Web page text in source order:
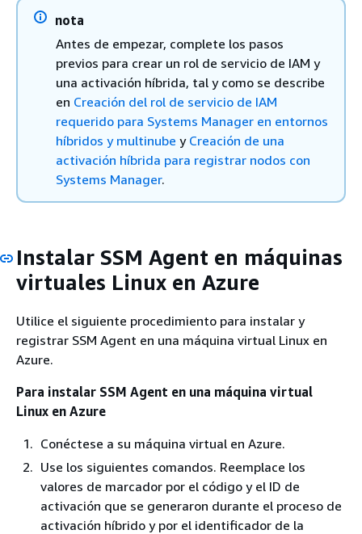
nota
Antes de empezar, complete los pasos
previos para crear un rol de servicio de IAM y
una activación híbrida, tal y como se describe
en Creación del rol de servicio de IAM
requerido para Systems Manager en entornos
híbridos y multinube y Creación de una
activación híbrida para registrar nodos con
Systems Manager.
Instalar SSM Agent en máquinas
virtuales Linux en Azure
Utilice el siguiente procedimiento para instalar y
registrar SSM Agent en una máquina virtual Linux en
Azure.
Para instalar SSM Agent en una máquina virtual
Linux en Azure
Conéctese a su máquina virtual en Azure.
Use los siguientes comandos. Reemplace los
valores de marcador por el código y el ID de
activación que se generaron durante el proceso de
activación híbrido y por el identificador de la